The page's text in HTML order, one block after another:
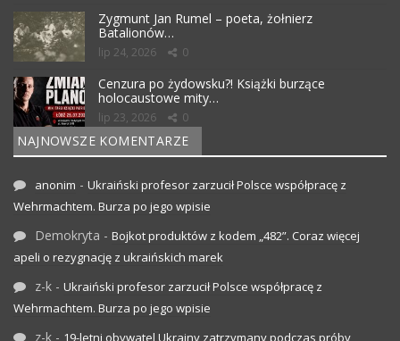
Zygmunt Jan Rumel – poeta, żołnierz
Batalionów…
lip 24, 2026 0
Cenzura po żydowsku?! Książki burzące
holocaustowe mity…
lip 23, 2026 0
NAJNOWSZE KOMENTARZE
anonim - Ukraiński profesor zarzucił Polsce współpracę z
Wehrmachtem. Burza po jego wpisie
Demokryta - Bojkot produktów z kodem „482”. Coraz więcej
apeli o rezygnację z ukraińskich marek
z-k - Ukraiński profesor zarzucił Polsce współpracę z
Wehrmachtem. Burza po jego wpisie
z-k - 19-letni obywatel Ukrainy zatrzymany podczas próby